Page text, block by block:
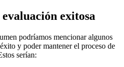
exitosa
podríamos mencionar algunos
y poder mantener el proceso de
serían: